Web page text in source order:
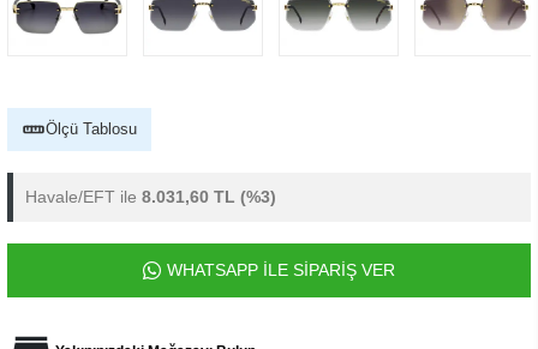
Ölçü Tablosu
Havale/EFT ile 8.031,60 TL (%3)
WHATSAPP İLE SİPARİŞ VER